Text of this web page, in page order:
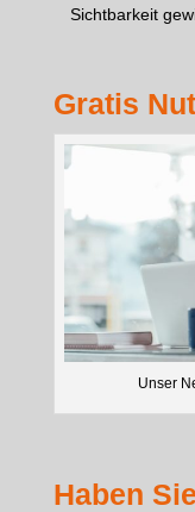
Sichtbarkeit
Gratis
Unser
Haben